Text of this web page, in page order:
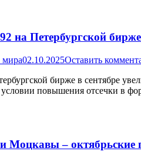
на Петербургской
02.10.2025Оставить
бирже в сентябре
повышения отсечки в
Моцкавы – октябрьские